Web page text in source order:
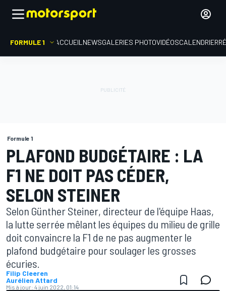
FORMULE 1 ACCUEIL NEWSGALERIES PHOTOVIDÉOSCALENDRIER
Formule 1
PLAFOND BUDGÉTAIRE : LA
F1 NE DOIT PAS CÉDER,
SELON STEINER
Selon Günther Steiner, directeur de l'équipe Haas,
la lutte serrée mêlant les équipes du milieu de grille
doit convaincre la F1 de ne pas augmenter le
plafond budgétaire pour soulager les grosses
écuries.
Filip Cleeren
Aurélien Attard
Mis à jour: 4 juin 2022, 01:14